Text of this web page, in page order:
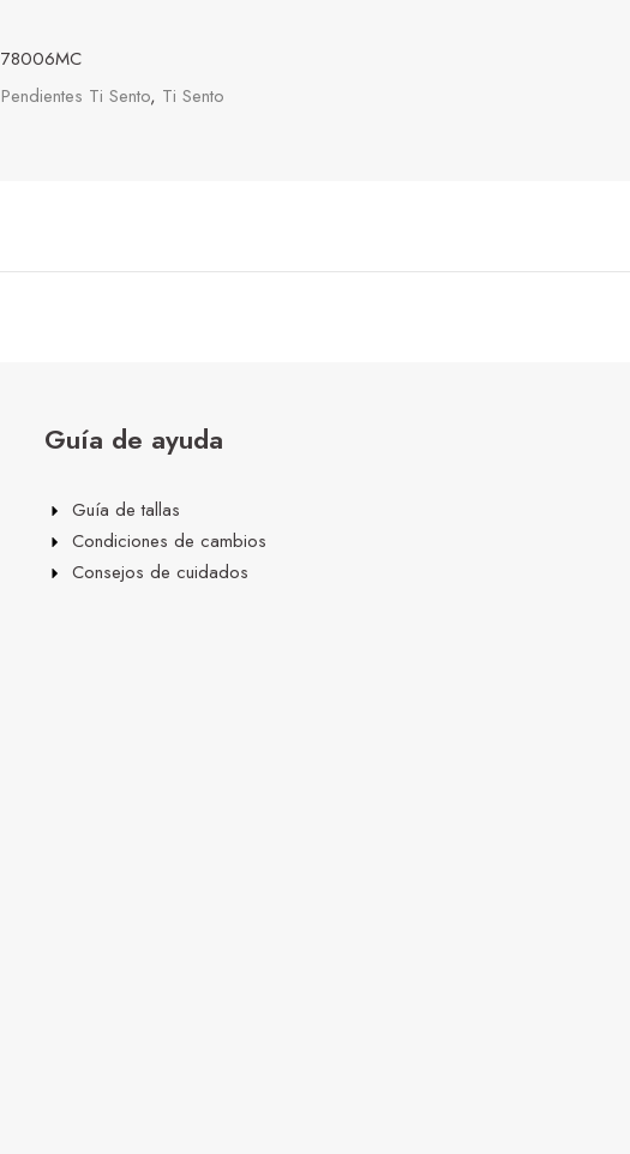
78006MC
Pendientes Ti Sento, Ti Sento
Guía de ayuda
Guía de tallas
Condiciones de cambios
Consejos de cuidados